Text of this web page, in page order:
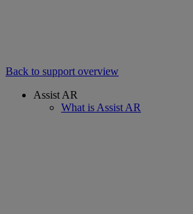
Back to support overview
Assist AR
What is Assist AR